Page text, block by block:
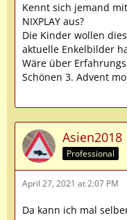
Kennt sich jemand
NIXPLAY aus?
Die Kinder wollen
aktuelle Enkelbilder
Wäre über
Schönen 3. Advent
Asien2018
Professional
April 27, 2021 at 2:07 PM
Da kann ich mal